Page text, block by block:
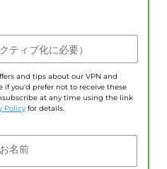
ティブ化に必要）
and tips about our VPN and
you'd prefer not to receive these
at any time using the link
Policy for details.
名前